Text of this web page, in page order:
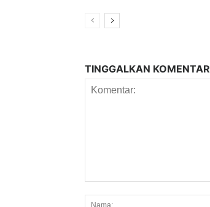
TINGGALKAN KOMENTAR